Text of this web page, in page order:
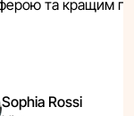
та кращим
Sophia Rossi